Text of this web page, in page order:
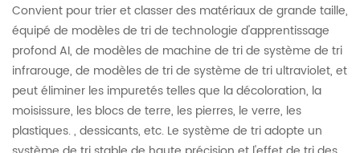
Convient pour trier et classer des matériaux de grande taille,
équipé de modèles de tri de technologie d'apprentissage
profond AI, de modèles de machine de tri de système de tri
infrarouge, de modèles de tri de système de tri ultraviolet, et
peut éliminer les impuretés telles que la décoloration, la
moisissure, les blocs de terre, les pierres, le verre, les
plastiques. , dessicants, etc. Le système de tri adopte un